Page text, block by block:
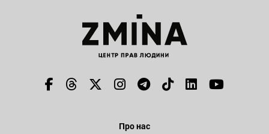
Про нас